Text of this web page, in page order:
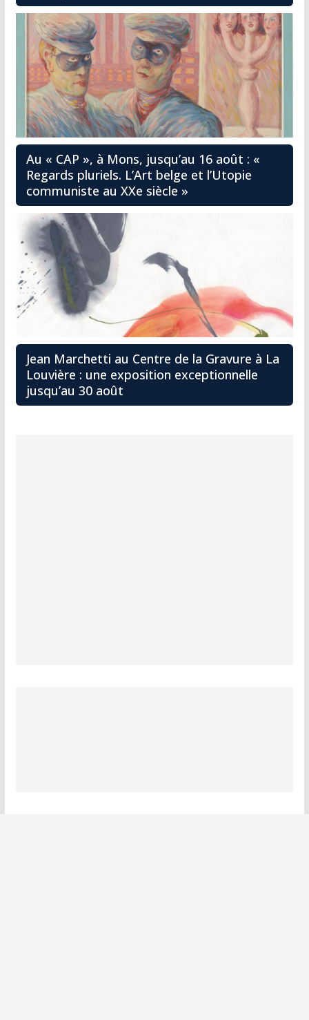
Au « CAP », à Mons, jusqu’au 16 août : «
Regards pluriels. L’Art belge et l’Utopie
communiste au XXe siècle »
Jean Marchetti au Centre de la Gravure à La
Louvière : une exposition exceptionnelle
jusqu’au 30 août